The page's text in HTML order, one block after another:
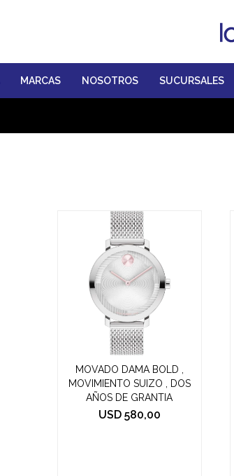
MARCAS NOSOTROS SUCURSALES
MOVADO DAMA BOLD ,
MOVIMIENTO SUIZO , DOS
AÑOS DE GRANTIA
USD 580,00